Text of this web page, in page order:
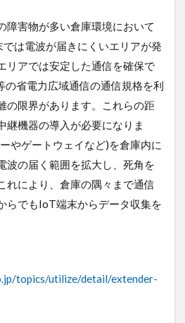
障害物が多い倉庫環境において
は電波が届きにくいエリアが発
リアでは安定した通信を確保で
の省電力広域通信の通信規格を利
の限界があります。これらの距
継機器の導入が必要になりま
やゲートウェイなど)を倉庫内に
波の届く範囲を拡大し、死角を
れにより、倉庫の隅々まで通信
らでもIoT端末からデータ収集を
topics/utilize/detail/extender-